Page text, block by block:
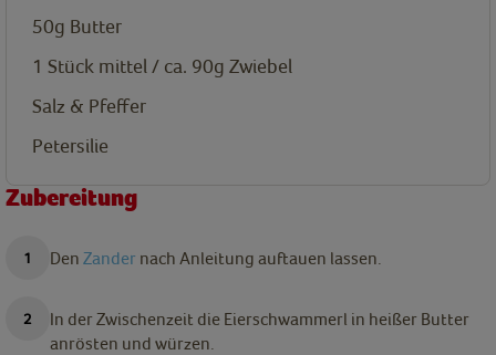
50g Butter
1 Stück mittel / ca. 90g Zwiebel
Salz & Pfeffer
Petersilie
Zubereitung
Den Zander nach Anleitung auftauen lassen.
In der Zwischenzeit die Eierschwammerl in heißer Butter
anrösten und würzen.